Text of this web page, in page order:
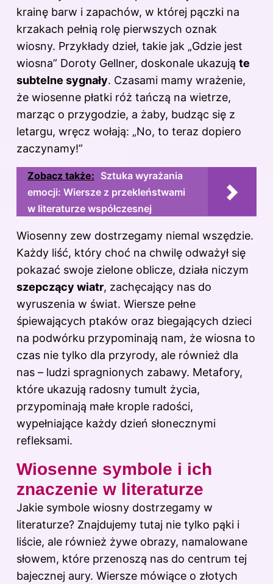
krainę barw i zapachów, w której pączki na
krzakach pełnią rolę pierwszych oznak
wiosny. Przykłady dzieł, takie jak „Gdzie jest
wiosna” Doroty Gellner, doskonale ukazują te
subtelne sygnały. Czasami mamy wrażenie,
że wiosenne płatki róż tańczą na wietrze,
marząc o przygodzie, a żaby, budząc się z
letargu, wręcz wołają: „No, to teraz dopiero
zaczynamy!”
Zobacz także: Sztuka wyrażania
emocji: Wiersze z przekleństwami
w literaturze współczesnej
Wiosenny zew dostrzegamy niemal wszędzie.
Każdy liść, który choć na chwilę odważył się
pokazać swoje zielone oblicze, działa niczym
szepczący wiatr, zachęcający nas do
wyruszenia w świat. Wiersze pełne
śpiewających ptaków oraz biegających dzieci
na podwórku przypominają nam, że wiosna to
czas nie tylko dla przyrody, ale również dla
nas – ludzi spragnionych zabawy. Metafory,
które ukazują radosny tumult życia,
przypominają małe krople radości,
wypełniające każdy dzień słonecznymi
refleksami.
Wiosenne symbole i ich
znaczenie w literaturze
Jakie symbole wiosny dostrzegamy w
literaturze? Znajdujemy tutaj nie tylko pąki i
liście, ale również żywe obrazy, namalowane
słowem, które przenoszą nas do centrum tej
bajecznej aury. Wiersze mówiące o złotych